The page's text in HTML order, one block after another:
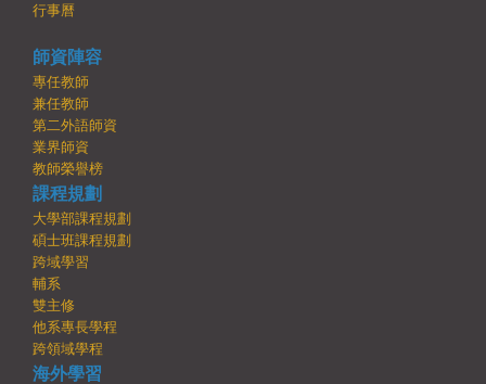
行事曆
師資陣容
專任教師
兼任教師
第二外語師資
業界師資
教師榮譽榜
課程規劃
大學部課程規劃
碩士班課程規劃
跨域學習
輔系
雙主修
他系專長學程
跨領域學程
海外學習